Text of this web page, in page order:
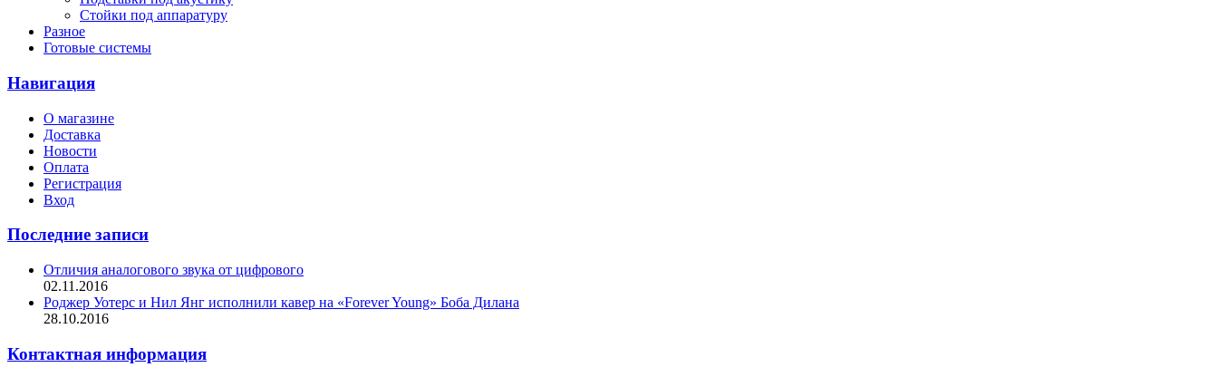
Стойки под аппаратуру
Разное
Готовые системы
Навигация
О магазине
Доставка
Новости
Оплата
Регистрация
Вход
Последние записи
Отличия аналогового звука от цифрового
02.11.2016
Роджер Уотерс и Нил Янг исполнили кавер на «Forever Young» Боба Дилана
28.10.2016
Контактная информация